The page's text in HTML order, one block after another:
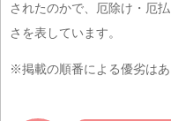
されたのかで、厄除け・厄
さを表しています。
※掲載の順番による優劣はあ